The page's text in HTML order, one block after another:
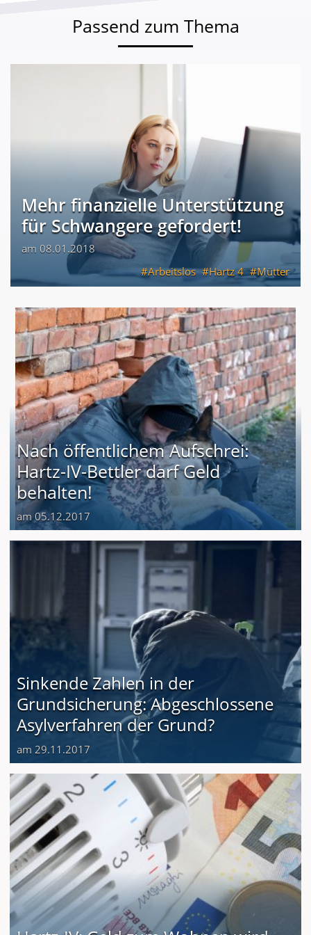
Passend zum Thema
Mehr finanzielle Unterstützung
für Schwangere gefordert!
am 08.01.2018
Arbeitslos
Hartz 4 Mütter
Nach öffentlichem Aufschrei:
Hartz-IV-Bettler darf Geld
behalten!
am 05.12.2017
Sinkende Zahlen in der
Grundsicherung: Abgeschlossene
Asylverfahren der Grund?
am 29.11.2017